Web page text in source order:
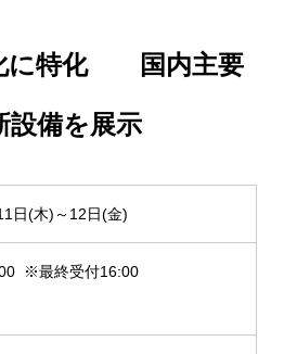
に特化
国内主要
設備を展示
日(木)～12日(金)
※最終受付16:00